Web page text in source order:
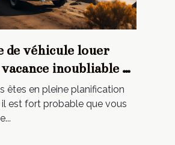
de véhicule louer
inoubliable en
êtes en pleine planification
il est fort probable que vous